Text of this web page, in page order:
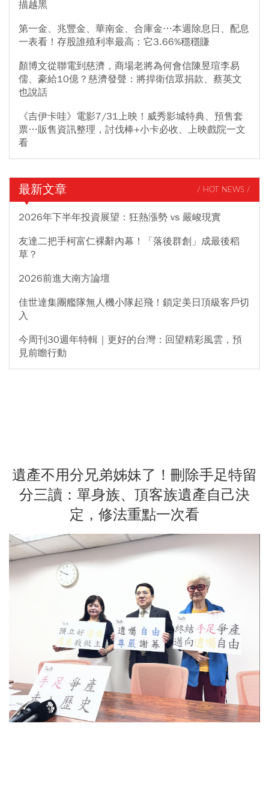
描越黑
第一金、兆豐金、華南金、合庫金…本週除息日、配息
一表看！存股誰殖利率最高：它3.66%穩穩賺
顏博文從聯電到慈濟，商場老將為何會信陳昱瑄李易
儒、豪給10億？慈濟發聲：將捍衛信眾捐款、蔡英文
也說話
《吉伊卡哇》電影7/31上映！威秀影城特典、預售套
票…販售資訊整理，討伐棒+小卡必收、上映戲院一文
看
最新文章 / HOT NEWS /
2026年下半年投資展望：狂熱漲勢 vs 嚴峻現實
友達二把手柯富仁裸辭內幕！「落後群創」成最後稻
草？
2026前進大南方論壇
佳世達集團艦隊無人機小隊起飛！鎖定美日頂級客戶切
入
今周刊30週年特輯｜更好的台灣：回望精彩風雲，預
見前瞻行動
遺產不用分兄弟姊妹了！刪除手足特留
分三讀：單身族、頂客族遺產自己決
定，修法重點一次看